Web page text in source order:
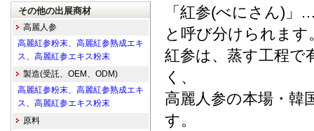
「紅参(べにさん)
と呼び分けられます
紅参は、蒸す工程で
く、
高麗人参の本場・韓
す。
その他の出展商材
高麗人参
高麗紅参粉末、高麗紅参熟成エキ
ス、高麗紅参エキス粉末
製造(受託、OEM、ODM)
高麗紅参粉末、高麗紅参熟成エキ
ス、高麗紅参エキス粉末
原料